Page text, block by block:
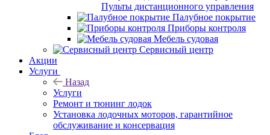
Пульты дистанционного управления
Палубное покрытие
Приборы контроля
Мебель судовая
Сервисный центр
Акции
Услуги
Назад
Услуги
Ремонт и тюнинг лодок
Установка лодочных моторов, гарантийное
обслуживание и консервация